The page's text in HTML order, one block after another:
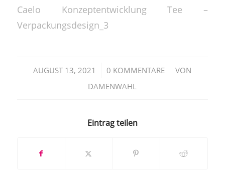
Caelo Konzeptentwicklung Tee –
Verpackungsdesign_3
AUGUST 13, 2021
/ 0 KOMMENTARE
/
VON
DAMENWAHL
Eintrag teilen